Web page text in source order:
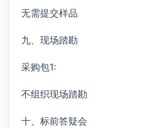
无需提交样品
九、现场踏勘
采购包1:
不组织现场踏勘
十、标前答疑会